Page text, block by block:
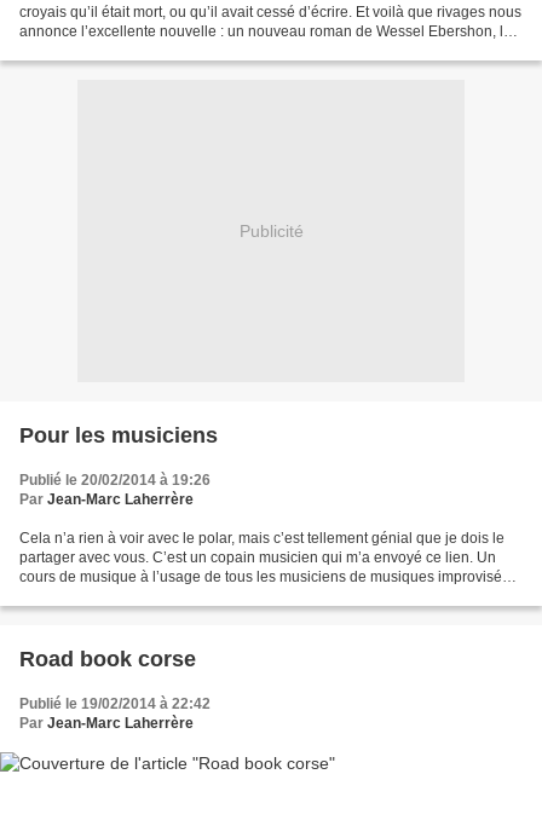
croyais qu’il était mort, ou qu’il avait cessé d’écrire. Et voilà que rivages nous
annonce l’excellente nouvelle : un nouveau roman de Wessel Ebershon, le
Publicité
Pour les musiciens
Publié le 20/02/2014 à 19:26
Par Jean-Marc Laherrère
Cela n’a rien à voir avec le polar, mais c’est tellement génial que je dois le
partager avec vous. C’est un copain musicien qui m’a envoyé ce lien. Un
cours de musique à l’usage de tous les musiciens de musiques improvisées
Road book corse
Publié le 19/02/2014 à 22:42
Par Jean-Marc Laherrère